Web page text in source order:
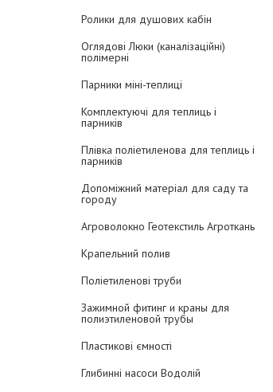
Ролики для душових кабін
Оглядові Люки (каналізаційні)
полімерні
Парники міні-теплиці
Комплектуючі для теплиць і
парників
Плівка поліетиленова для теплиць і
парників
Допоміжний матеріал для саду та
городу
Агроволокно Геотекстиль Агроткань
Крапельний полив
Поліетиленові труби
Зажимной фитинг и краны для
полиэтиленовой трубы
Пластикові ємності
Глибинні насоси Водолій